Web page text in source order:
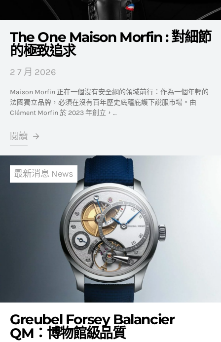
The One Maison Morfin : 對細節
的極致追求
2 7 月 2026
Maison Morfin 正在一個沒有安全網的領域前行：作為一個年輕的
法國獨立品牌，必須在沒有百年歷史底蘊庇護下說服市場。由
Clément Morfin 於 2023 年創立，…
閱讀
最新消息 News
Greubel Forsey Balancier
QM：博物館級品質